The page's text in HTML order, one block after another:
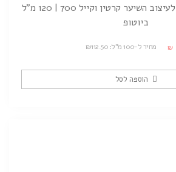
קרטין וקייל 700 | 120 מ"ל
ביוטופ
₪ מחיר ל-100 מ"ל: ₪112.50
הוספה לסל